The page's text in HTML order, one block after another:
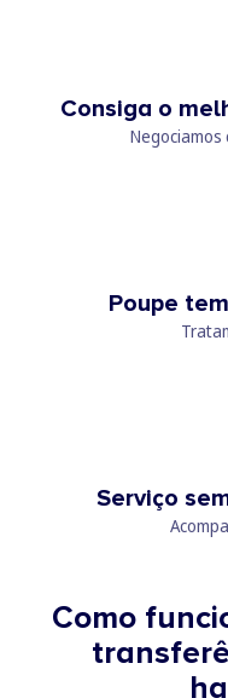
Consiga o
Negociamos
Poupe
Serviço
Como